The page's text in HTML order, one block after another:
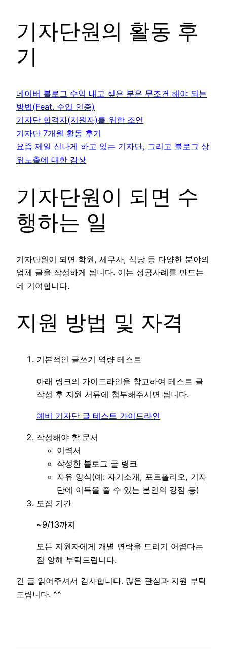
기자단원의 활동 후
기
네이버 블로그 수익 내고 싶은 분은 무조건 해야 되는
방법(Feat. 수입 인증)
기자단 합격자(지원자)를 위한 조언
기자단 7개월 활동 후기
요즘 제일 신나게 하고 있는 기자단, 그리고 블로그 상
위노출에 대한 감상
기자단원이 되면 수
행하는 일
기자단원이 되면 학원, 세무사, 식당 등 다양한 분야의
업체 글을 작성하게 됩니다. 이는 성공사례를 만드는
데 기여합니다.
지원 방법 및 자격
기본적인 글쓰기 역량 테스트
아래 링크의 가이드라인을 참고하여 테스트 글
작성 후 지원 서류에 첨부해주시면 됩니다.
예비 기자단 글 테스트 가이드라인
작성해야 할 문서
이력서
작성한 블로그 글 링크
자유 양식(예: 자기소개, 포트폴리오, 기자
단에 이득을 줄 수 있는 본인의 강점 등)
모집 기간
~9/13까지
모든 지원자에게 개별 연락을 드리기 어렵다는
점 양해 부탁드립니다.
긴 글 읽어주셔서 감사합니다. 많은 관심과 지원 부탁
드립니다. ^^